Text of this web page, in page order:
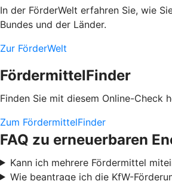
In der FörderWelt erfahren Sie, wie
Bundes und der Länder.
Zur FörderWelt
FördermittelFinder
Finden Sie mit diesem Online-Check
Zum FördermittelFinder
FAQ zu erneuerbaren
Kann ich mehrere Fördermittel
Wie beantrage ich die KfW-